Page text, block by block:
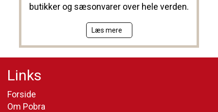
butikker og sæsonvarer over hele verden.
Læs mere
Links
Forside
Om Pobra